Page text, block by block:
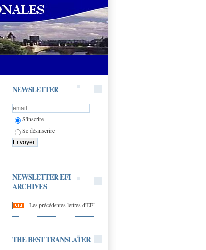
NEWSLETTER
S'inscrire
Se désinscrire
NEWSLETTER EFI
ARCHIVES
Les précédentes lettres d'EFI
THE BEST TRANSLATER